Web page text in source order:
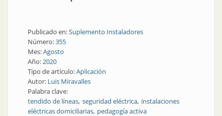
Publicado en:Suplemento Instaladores
Número:355
Mes:Agosto
Año:2020
Tipo de artículo:Aplicación
Autor: Luis Miravalles
Palabra clave:
tendido de líneas seguridad eléctrica instalaciones
eléctricas domiciliarias pedagogía activa